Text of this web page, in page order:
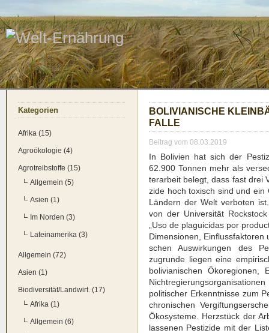
Kate­go­rien
Afrika (15)
Agroökologie (4)
Agrotreibstoffe (15)
Allgemein (5)
Asien (1)
Im Norden (3)
Lateinamerika (3)
Allgemein (72)
Asien (1)
Biodiversität/Landwirt. (17)
Afrika (1)
Allgemein (6)
BOLI­VIA­NI­SCHE
FAL­LE
Beitrag vom 08.03.2019
In Boli­vi­en hat sich der
62.900 Ton­nen mehr als
ter­ar­beit belegt, dass fast drei
zi­de hoch toxisch sind und
Län­dern der Welt ver­bo­ten
von der Uni­ver­si­tät
„Uso de pla­gui­ci­das por
Dimen­sio­nen,
schen Aus­wir­kun­gen des
zugrun­de lie­gen eine
boli­via­ni­schen Öko­re­gio­nen,
poli­ti­scher Erkennt­nis­se zum
chro­ni­schen
Öko­sys­te­me. Herz­stück der
las­se­nen Pes­ti­zi­de mit der